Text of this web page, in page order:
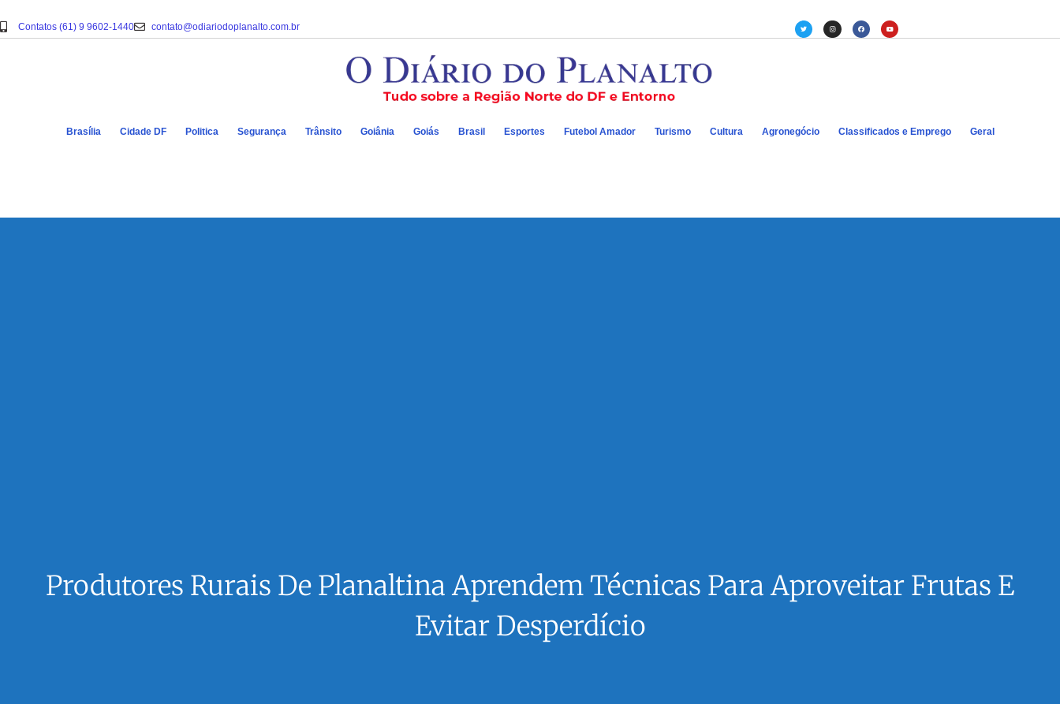
Contatos (61) 9 9602-1440 contato@odiariodoplanalto.com.br
Brasília Cidade DF Politica Segurança Trânsito Goiânia Goiás Brasil Esportes Futebol Amador Turismo Cultura Agronegócio Classificados e Emprego Geral
Produtores Rurais De Planaltina Aprendem Técnicas Para Aproveitar Frutas E
Evitar Desperdício